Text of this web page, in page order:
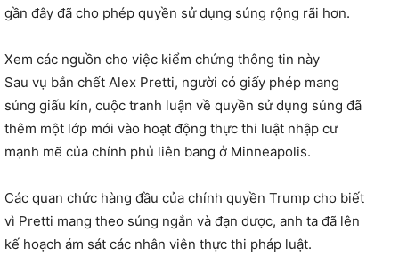
gần đây đã cho phép quyền sử dụng súng rộng rãi hơn.
Xem các nguồn cho việc kiểm chứng thông tin này
Sau vụ bắn chết Alex Pretti, người có giấy phép mang
súng giấu kín, cuộc tranh luận về quyền sử dụng súng đã
thêm một lớp mới vào hoạt động thực thi luật nhập cư
mạnh mẽ của chính phủ liên bang ở Minneapolis.
Các quan chức hàng đầu của chính quyền Trump cho biết
vì Pretti mang theo súng ngắn và đạn dược, anh ta đã lên
kế hoạch ám sát các nhân viên thực thi pháp luật.